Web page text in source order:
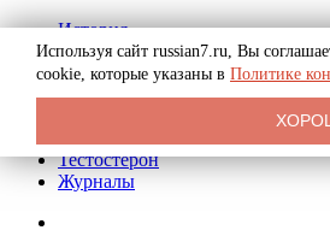
История
Биография
Криминал
Реклама на сайте
Тестостерон
Журналы
Используя сайт russian7.ru, Вы
cookie, которые указаны в Политике